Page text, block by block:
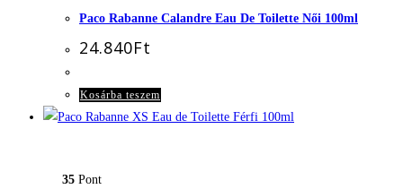
Paco Rabanne Calandre Eau De Toilette Női 100ml
24.840Ft
Kosárba teszem
35 Pont